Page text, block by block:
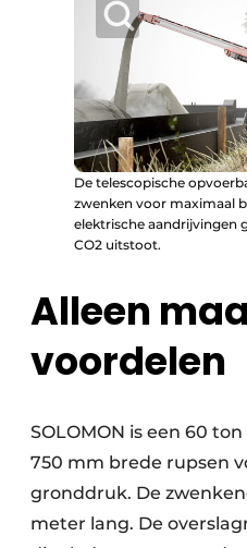
De telescopische
zwenken voor maximaal
elektrische aandrijvingen
CO2 uitstoot.
Alleen
voordelen
SOLOMON is een 60
750 mm brede rupsen
gronddruk. De
meter lang. De